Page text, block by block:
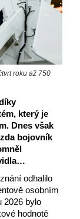
roku až 750
který je
Dnes však
bojovník
odhalilo
osobním
2026 bylo
hodnotě